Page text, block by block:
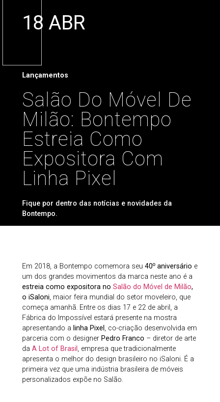
18 ABR
Lançamentos
Salão Do Móvel De
Milão: Bontempo
Estreia Como
Expositora Com
Linha Pixel
Fique por dentro das notícias e novidades da
Bontempo.
Em 2018, a Bontempo comemora seu 40oaniversário e
um dos grandes movimentos da marca neste ano é a
estreia como expositora no Salão do Móvel de Milão,
o iSaloni, maior feira mundial do setor moveleiro, que
começa amanhã. Entre os dias 17 e 22 de abril, a
Fábrica do Impossível estará presente na mostra
apresentando a linha Pixel , co-criação desenvolvida em
parceria com o designer Pedro Franco – diretor de arte
da A Lot of Brasil , empresa que tradicionalmente
apresenta o melhor do design brasileiro no iSaloni. É a
primeira vez que uma indústria brasileira de móveis
personalizados expõe no Salão.